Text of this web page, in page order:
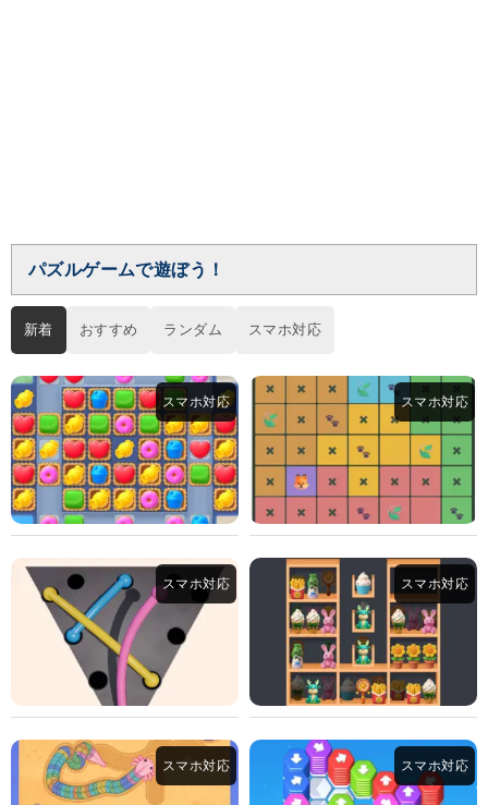
パズルゲームで遊ぼう！
新着 おすすめ ランダム スマホ対応